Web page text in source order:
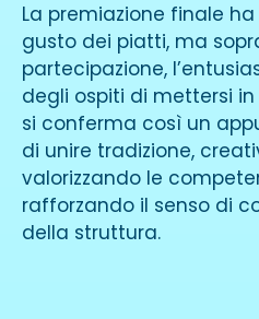
La premiazione finale
gusto dei piatti, ma
partecipazione,
degli ospiti di mettersi in
si conferma così un
di unire tradizione,
valorizzando le
rafforzando il senso di
della struttura.